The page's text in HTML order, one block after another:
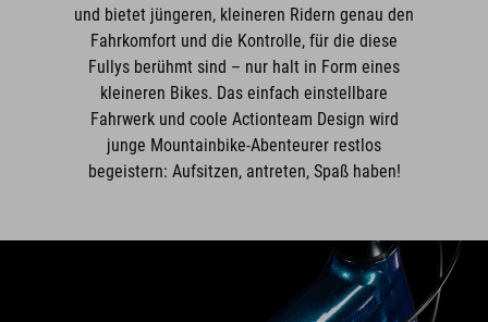
und bietet jüngeren, kleineren Ridern genau den
Fahrkomfort und die Kontrolle, für die diese
Fullys berühmt sind – nur halt in Form eines
kleineren Bikes. Das einfach einstellbare
Fahrwerk und coole Actionteam Design wird
junge Mountainbike-Abenteurer restlos
begeistern: Aufsitzen, antreten, Spaß haben!